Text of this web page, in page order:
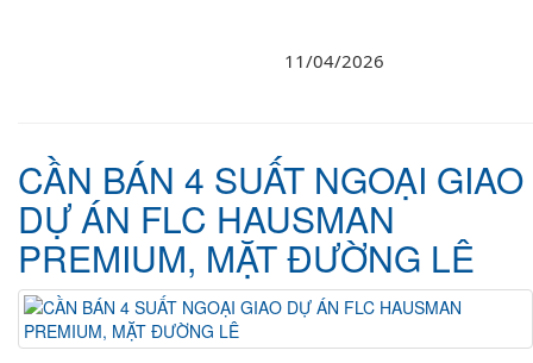
11/04/2026
CẦN BÁN 4 SUẤT NGOẠI GIAO
DỰ ÁN FLC HAUSMAN
PREMIUM, MẶT ĐƯỜNG LÊ